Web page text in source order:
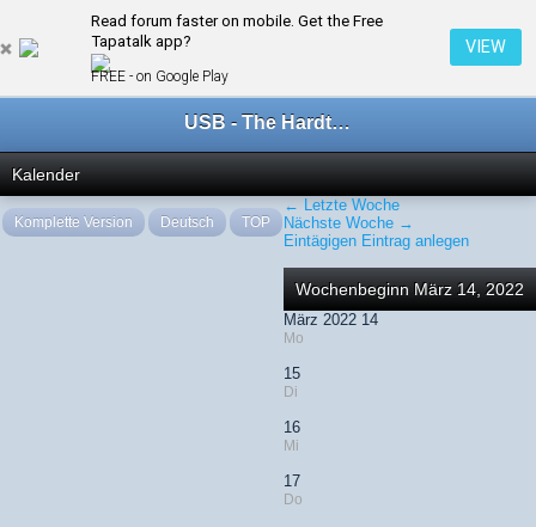
Read forum faster on mobile. Get the Free
Tapatalk app?
FREE - on Google Play
VIEW
← März 2022
USB - The Hardtechno Family
Kalender
← Letzte Woche
Nächste Woche →
Eintägigen Eintrag anlegen
Wochenbeginn März 14, 2022
März 2022 14
Mo
15
Di
16
Mi
17
Do
Komplette Version Deutsch TOP